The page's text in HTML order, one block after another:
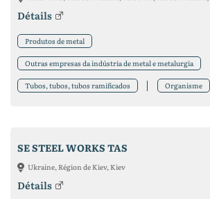
Détails
Produtos de metal
Outras empresas da indústria de metal e metalurgia
Tubos, tubos, tubos ramificados Organisme
SE STEEL WORKS TAS
Ukraine, Région de Kiev, Kiev
Détails